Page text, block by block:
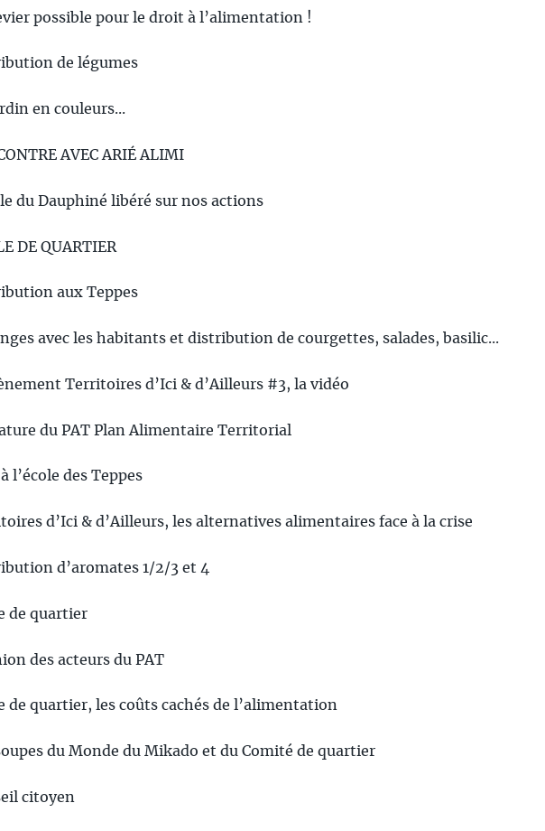
possible pour le droit à l’alimentation !
de légumes
en couleurs...
AVEC ARIÉ ALIMI
du Dauphiné libéré sur nos actions
DE QUARTIER
aux Teppes
avec les habitants et distribution de courgettes, salades, basilic...
Territoires d’Ici & d’Ailleurs #3, la vidéo
du PAT Plan Alimentaire Territorial
l’école des Teppes
d’Ici & d’Ailleurs, les alternatives alimentaires face à la crise
d’aromates 1/2/3 et 4
de quartier
des acteurs du PAT
de quartier, les coûts cachés de l’alimentation
du Monde du Mikado et du Comité de quartier
citoyen